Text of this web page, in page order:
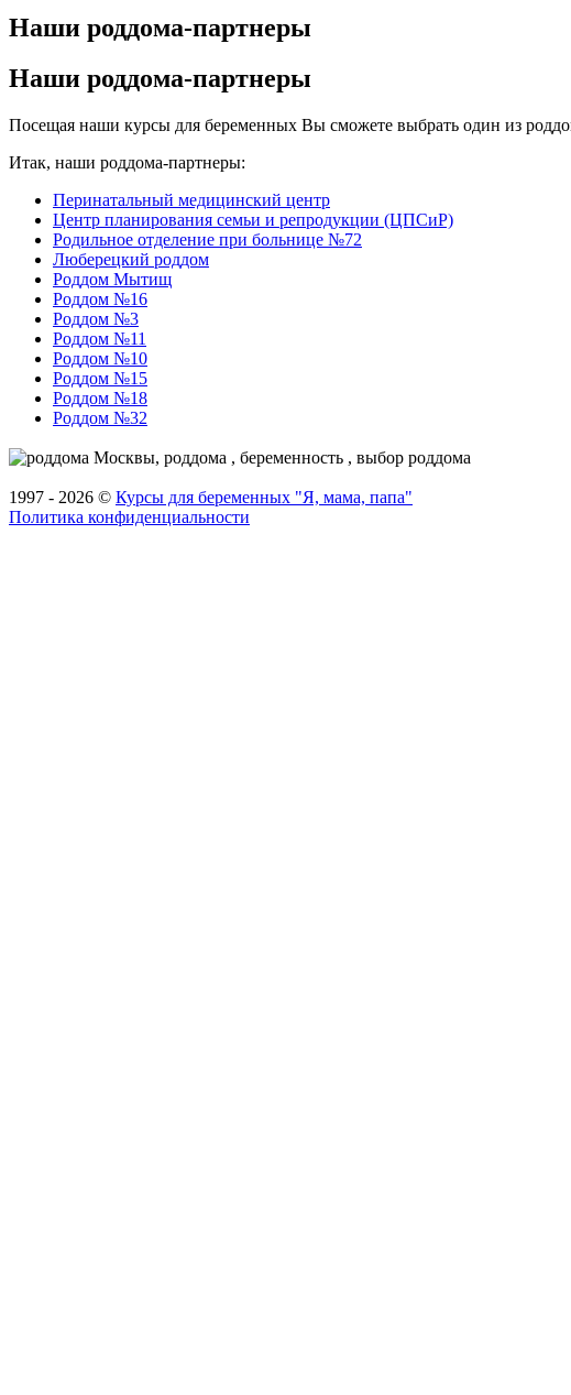
Наши роддома-партнеры
Наши роддома-партнеры
Посещая наши курсы для беременных Вы сможете выбрать один из
Итак, наши роддома-партнеры:
Перинатальный медицинский центр
Центр планирования семьи и репродукции (ЦПСиР)
Родильное отделение при больнице №72
Люберецкий роддом
Роддом Мытищ
Роддом №16
Роддом №3
Роддом №11
Роддом №10
Роддом №15
Роддом №18
Роддом №32
1997 - 2026 © Курсы для беременных "Я, мама, папа"
Политика конфиденциальности